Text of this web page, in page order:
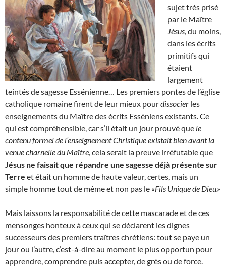
sujet très prisé
par le Maître
Jésus , du moins,
dans les écrits
primitifs qui
étaient
largement
teintés de sagesse Essénienne… Les premiers pontes de l’église
catholique romaine firent de leur mieux pourdissocier les
enseignements du Maître des écrits Esséniens existants. Ce
qui est compréhensible, car s’il était un jour prouvé que le
contenu formel de l’enseignement Christique existait bien avant la
venue charnelle du Maître , cela serait la preuve irréfutable que
Jésus ne faisait que répandre une sagesse déjà présente sur
Terre et était un homme de haute valeur, certes, mais un
simple homme tout de même et non pas le «Fils Unique de Dieu.»
Mais laissons la responsabilité de cette mascarade et de ces
mensonges honteux à ceux qui se déclarent les dignes
successeurs des premiers traîtres chrétiens: tout se paye un
jour ou l’autre, c’est-à-dire au moment le plus opportun pour
apprendre, comprendre puis accepter, de grès ou de force.